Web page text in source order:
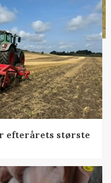
efterårets største